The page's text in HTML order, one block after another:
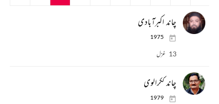
چاند اکبرآبادی
1975
13 غزل
چاند ککرالوی
1979